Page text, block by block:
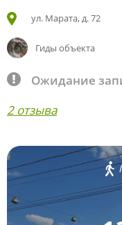
ул. Марата, д. 72
Гиды объекта
Ожидание
2 отзыва